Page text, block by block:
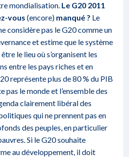
mondialisation. Le G20 2011
vous (encore) manqué ? Le
considère pas le G20 comme un
et estime que le système
le lieu où s’organisent les
entre les pays riches et en
représente plus de 80 % du PIB
pas le monde et l’ensemble des
clairement libéral des
qui ne prennent pas en
des peuples, en particulier
Si le G20 souhaite
au développement, il doit